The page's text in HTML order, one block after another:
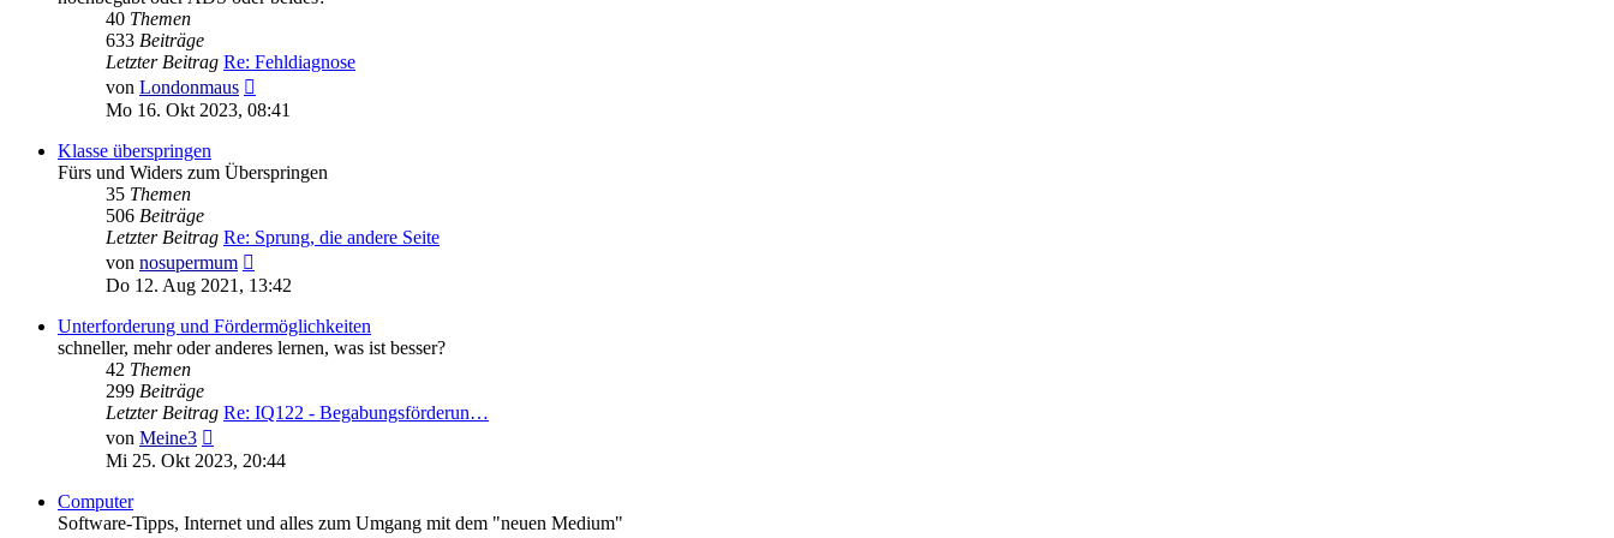
40 Themen
633 Beiträge
Letzter Beitrag Re: Fehldiagnose
von Londonmaus
Beitrag
Mo 16. Okt 2023, 08:41
Klasse überspringen
Fürs und Widers zum Überspringen
35 Themen
506 Beiträge
Letzter Beitrag Re: Sprung, die andere Seite
von nosupermum
Beitrag
Do 12. Aug 2021, 13:42
Unterforderung und Fördermöglichkeiten
schneller, mehr oder anderes lernen, was ist besser?
42 Themen
299 Beiträge
Letzter Beitrag Re: IQ122 - Begabungsförderun…
von Meine3
Beitrag
Mi 25. Okt 2023, 20:44
Computer
Software-Tipps, Internet und alles zum Umgang mit dem "neuen Medium"